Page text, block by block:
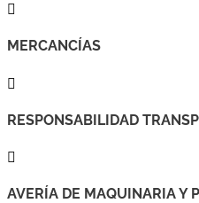

MERCANCÍAS

RESPONSABILIDAD

AVERÍA DE MAQUINARIA Y